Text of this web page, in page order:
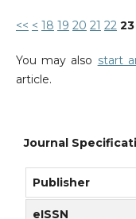
<< < 18 19 20 21 22 23
You may also start
article.
Journal
Publisher
eISSN